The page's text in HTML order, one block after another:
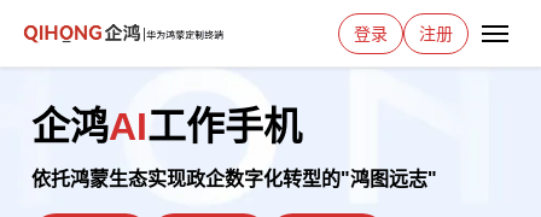
登录 注册
企鸿AI工作手机
依托鸿蒙生态实现政企数字化转型的"鸿图远志"